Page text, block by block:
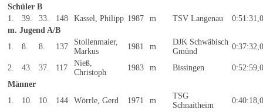
Schüler B
1.
39. 33. 148 Kassel, Philipp 1987 m TSV Langenau
m. Jugend A/B
1.
8. 8. 137
Stollenmaier,
Markus
1981 m
DJK Schwäbisch
Gmünd
2. 43. 37. 117
Nieß,
Christoph
1983 m Bissingen
Männer
1.
10. 10. 144 Wörrle, Gerd 1971 m
TSG
Schnaitheim